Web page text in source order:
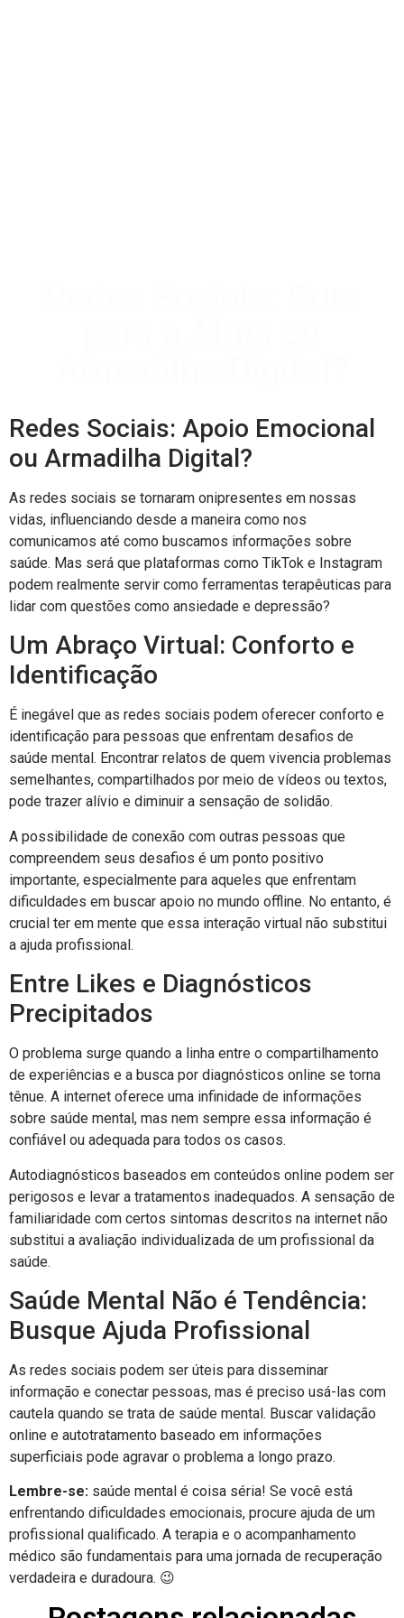
Redes Sociais: Apoio Emocional
ou Armadilha Digital?
As redes sociais se tornaram onipresentes em nossas
vidas, influenciando desde a maneira como nos
comunicamos até como buscamos informações sobre
saúde. Mas será que plataformas como TikTok e Instagram
podem realmente servir como ferramentas terapêuticas para
lidar com questões como ansiedade e depressão?
Um Abraço Virtual: Conforto e
Identificação
É inegável que as redes sociais podem oferecer conforto e
identificação para pessoas que enfrentam desafios de
saúde mental. Encontrar relatos de quem vivencia problemas
semelhantes, compartilhados por meio de vídeos ou textos,
pode trazer alívio e diminuir a sensação de solidão.
A possibilidade de conexão com outras pessoas que
compreendem seus desafios é um ponto positivo
importante, especialmente para aqueles que enfrentam
dificuldades em buscar apoio no mundo offline. No entanto, é
crucial ter em mente que essa interação virtual não substitui
a ajuda profissional.
Entre Likes e Diagnósticos
Precipitados
O problema surge quando a linha entre o compartilhamento
de experiências e a busca por diagnósticos online se torna
tênue. A internet oferece uma infinidade de informações
sobre saúde mental, mas nem sempre essa informação é
confiável ou adequada para todos os casos.
Autodiagnósticos baseados em conteúdos online podem ser
perigosos e levar a tratamentos inadequados. A sensação de
familiaridade com certos sintomas descritos na internet não
substitui a avaliação individualizada de um profissional da
saúde.
Saúde Mental Não é Tendência:
Busque Ajuda Profissional
As redes sociais podem ser úteis para disseminar
informação e conectar pessoas, mas é preciso usá-las com
cautela quando se trata de saúde mental. Buscar validação
online e autotratamento baseado em informações
superficiais pode agravar o problema a longo prazo.
Lembre-se: saúde mental é coisa séria! Se você está
enfrentando dificuldades emocionais, procure ajuda de um
profissional qualificado. A terapia e o acompanhamento
médico são fundamentais para uma jornada de recuperação
verdadeira e duradoura. 😉